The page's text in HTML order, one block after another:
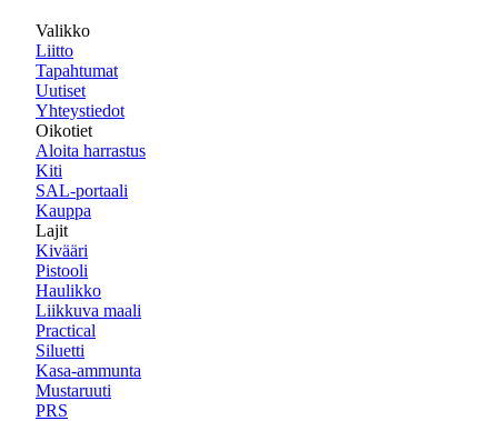
Valikko
Liitto
Tapahtumat
Uutiset
Yhteystiedot
Oikotiet
Aloita harrastus
Kiti
SAL-portaali
Kauppa
Lajit
Kivääri
Pistooli
Haulikko
Liikkuva maali
Practical
Siluetti
Kasa-ammunta
Mustaruuti
PRS